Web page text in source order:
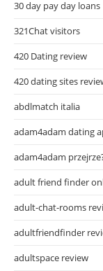
30 day pay day loans
321Chat visitors
420 Dating review
420 dating sites
abdlmatch italia
adam4adam dating
adam4adam
adult friend finder
adult-chat-rooms
adultfriendfinder
adultspace review